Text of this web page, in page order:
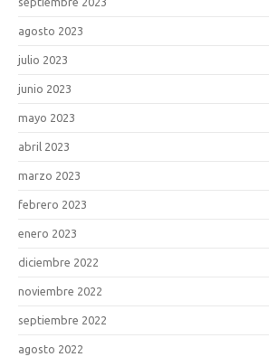
agosto 2023
julio 2023
junio 2023
mayo 2023
abril 2023
marzo 2023
febrero 2023
enero 2023
diciembre 2022
noviembre 2022
septiembre 2022
agosto 2022